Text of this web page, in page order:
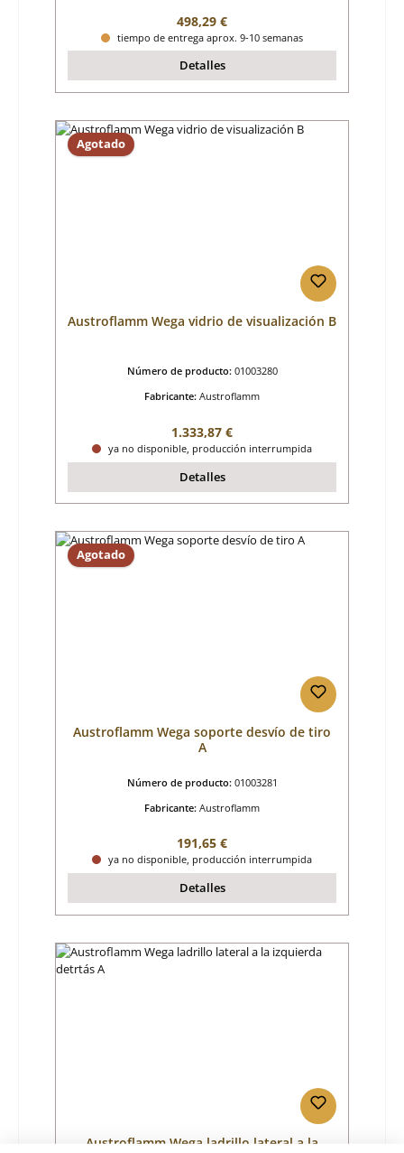
Precio normal:
498,29 €
tiempo de entrega aprox. 9-10 semanas
Detalles
Agotado
Austroflamm Wega vidrio de visualización B
Número de producto: 01003280
Fabricante: Austroflamm
Precio normal:
1.333,87 €
ya no disponible, producción interrumpida
Detalles
Agotado
Austroflamm Wega soporte desvío de tiro
A
Número de producto: 01003281
Fabricante: Austroflamm
Precio normal:
191,65 €
ya no disponible, producción interrumpida
Detalles
Austroflamm Wega ladrillo lateral a la